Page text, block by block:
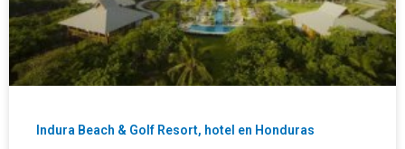
Indura Beach & Golf Resort, hotel en Honduras